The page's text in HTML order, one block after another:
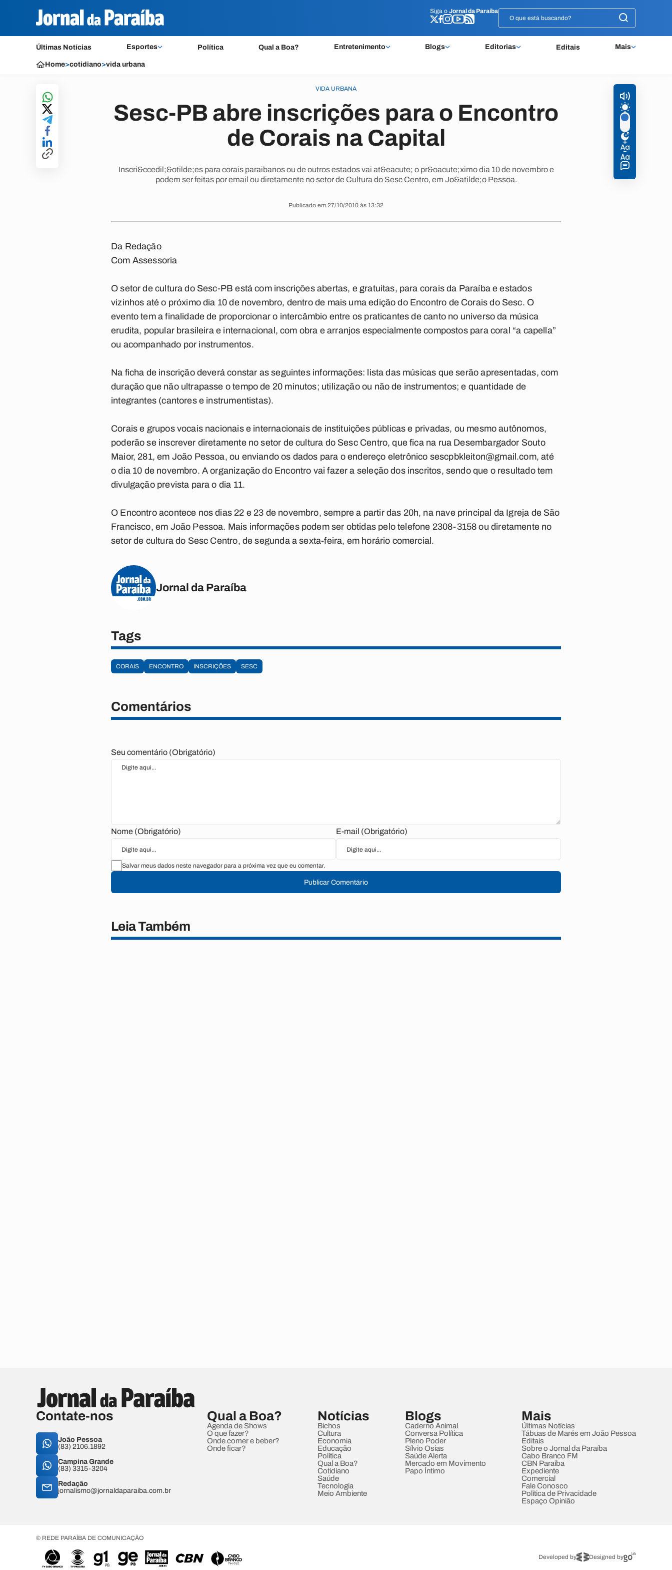
Siga o Jornal da Paraíba
Últimas Notícias Esportes Política Qual a Boa? Entretenimento Blogs Editorias Editais Mais
Siga o Jornal da Paraíba
Home>cotidiano>vida urbana
VIDA URBANA
Sesc-PB abre inscrições para o Encontro
de Corais na Capital
Inscri&ccedil;&otilde;es para corais paraibanos ou de outros estados vai at&eacute; o pr&oacute;ximo dia 10 de novembro e
podem ser feitas por email ou diretamente no setor de Cultura do Sesc Centro, em Jo&atilde;o Pessoa.
Publicado em 27/10/2010 às 13:32
Da Redação
Com Assessoria
O setor de cultura do Sesc-PB está com inscrições abertas, e gratuitas, para corais da Paraíba e estados
vizinhos até o próximo dia 10 de novembro, dentro de mais uma edição do Encontro de Corais do Sesc. O
evento tem a finalidade de proporcionar o intercâmbio entre os praticantes de canto no universo da música
erudita, popular brasileira e internacional, com obra e arranjos especialmente compostos para coral “a capella”
ou acompanhado por instrumentos.
Na ficha de inscrição deverá constar as seguintes informações: lista das músicas que serão apresentadas, com
duração que não ultrapasse o tempo de 20 minutos; utilização ou não de instrumentos; e quantidade de
integrantes (cantores e instrumentistas).
Corais e grupos vocais nacionais e internacionais de instituições públicas e privadas, ou mesmo autônomos,
poderão se inscrever diretamente no setor de cultura do Sesc Centro, que fica na rua Desembargador Souto
Maior, 281, em João Pessoa, ou enviando os dados para o endereço eletrônico sescpbkleiton@gmail.com, até
o dia 10 de novembro. A organização do Encontro vai fazer a seleção dos inscritos, sendo que o resultado tem
divulgação prevista para o dia 11.
O Encontro acontece nos dias 22 e 23 de novembro, sempre a partir das 20h, na nave principal da Igreja de São
Francisco, em João Pessoa. Mais informações podem ser obtidas pelo telefone 2308-3158 ou diretamente no
setor de cultura do Sesc Centro, de segunda a sexta-feira, em horário comercial.
Jornal da Paraíba
Tags
CORAIS ENCONTRO INSCRIÇÕES SESC
Comentários
Seu comentário (Obrigatório)
Nome (Obrigatório) E-mail (Obrigatório)
Salvar meus dados neste navegador para a próxima vez que eu comentar.
Publicar Comentário
Leia Também
Contate-nos
João Pessoa
(83) 2106.1892
Campina Grande
(83) 3315-3204
Redação
jornalismo@jornaldaparaiba.com.br
Qual a Boa?
Agenda de Shows
O que fazer?
Onde comer e beber?
Onde ficar?
Notícias
Bichos
Cultura
Economia
Educação
Política
Qual a Boa?
Cotidiano
Saúde
Tecnologia
Meio Ambiente
Blogs
Caderno Animal
Conversa Política
Pleno Poder
Sílvio Osias
Saúde Alerta
Mercado em Movimento
Papo Íntimo
Mais
Últimas Notícias
Tábuas de Marés em João Pessoa
Editais
Sobre o Jornal da Paraíba
Cabo Branco FM
CBN Paraíba
Expediente
Comercial
Fale Conosco
Política de Privacidade
Espaço Opinião
© REDE PARAÍBA DE COMUNICAÇÃO
Developed by Designed by